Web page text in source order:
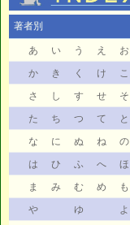
著者別
あ い う え
お
か
き く け
こ
さ
し す せ
そ
た
ち つ て
と
な
に ぬ ね
の
は
ひ ふ へ
ほ
ま
み む め
も
や
ゆ
よ